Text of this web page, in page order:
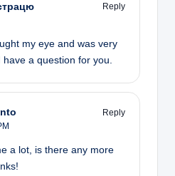
Reply
my eye and was very
a question for you.
Reply
a lot, is there any more